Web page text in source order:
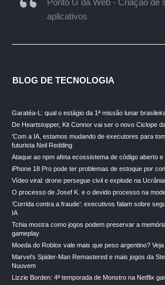
Ponto G da Web - Criação de
aplicativos
BLOG DE TECNOLOGIA
Garatéa-L: qual o estágio da 1ª missão lunar
De Heartstopper, Kit Connor vai ser o novo Ciclope
‘Com a IA, estamos mudando de executores para
futurista Neil Redding
Ataque ao npm afeta ecossistema de código aberto
iPhone 18 Pro pode ter problemas de estoque por
Vídeo viral: drone persegue civil e explode na
O processo de Josef K. e o devido processo na
‘Corrida contra a fraude’: executivos falam sobre
IA
Tchia mostra como jogos podem preservar a
gameplay
Moeda do Roblox vale mais que peso argentino?
Marvel’s Spider-Man Remastered e mais jogos da
Nuuvem
Lizzie Borden: 4ª temporada de Monstro na Netflix